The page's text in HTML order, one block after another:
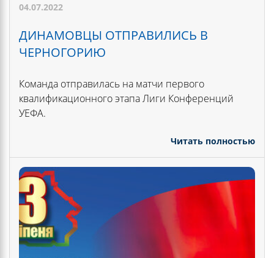
04.07.2022
ДИНАМОВЦЫ ОТПРАВИЛИСЬ В
ЧЕРНОГОРИЮ
Команда отправилась на матчи первого
квалификационного этапа Лиги Конференций
УЕФА.
Читать полностью